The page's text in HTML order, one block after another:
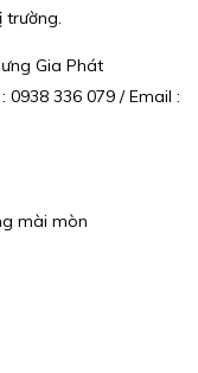
trường.
Gia Phát
0938 336 079 / Email :
mài mòn